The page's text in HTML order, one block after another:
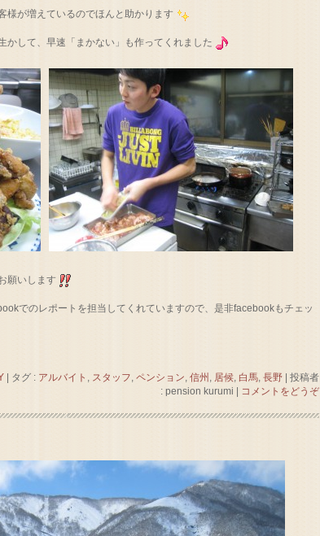
様が増えているのでほんと助かります
かして、早速「まかない」も作ってくれました
願いします
でのレポートを担当してくれていますので、是非facebookもチェッ
| タグ : アルバイト スタッフ ペンション 信州 居候 白馬 長野 | 投稿者
: pension kurumi | コメントをどうぞ